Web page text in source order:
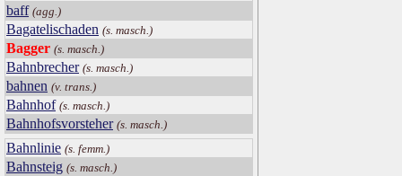
baff (agg.)
Bagatelischaden (s. masch.)
Bagger (s. masch.)
Bahnbrecher (s. masch.)
bahnen (v. trans.)
Bahnhof (s. masch.)
Bahnhofsvorsteher (s. masch.)
Bahnlinie (s. femm.)
Bahnsteig (s. masch.)